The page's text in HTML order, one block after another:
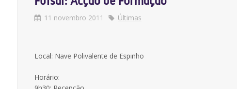
11 novembro 2011 Últimas
Local: Nave Polivalente de Espinho
Horário: